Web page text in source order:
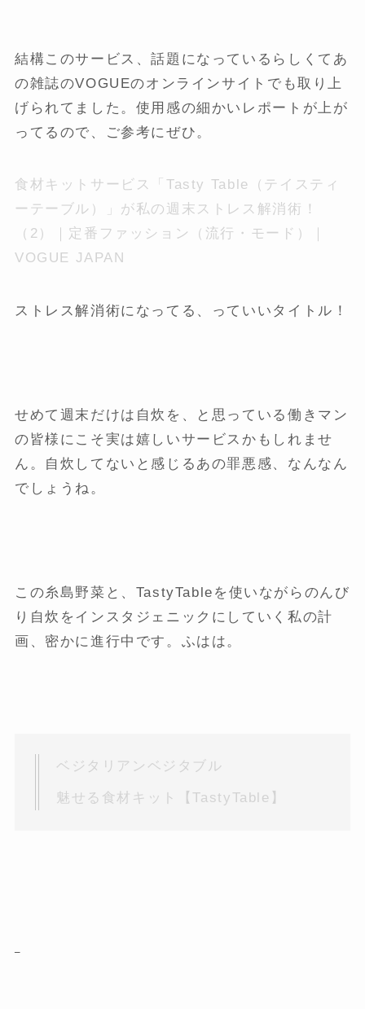
結構このサービス、話題になっているらしくてあ
の雑誌のVOGUEのオンラインサイトでも取り上
げられてました。使用感の細かいレポートが上が
ってるので、ご参考にぜひ。
食材キットサービス「Tasty Table（テイスティ
ーテーブル）」が私の週末ストレス解消術！
（2）｜定番ファッション（流行・モード）｜
VOGUE JAPAN
ストレス解消術になってる、っていいタイトル！
せめて週末だけは自炊を、と思っている働きマン
の皆様にこそ実は嬉しいサービスかもしれませ
ん。自炊してないと感じるあの罪悪感、なんなん
でしょうね。
この糸島野菜と、TastyTableを使いながらのんび
り自炊をインスタジェニックにしていく私の計
画、密かに進行中です。ふはは。
ベジタリアンベジタブル
魅せる食材キット【TastyTable】